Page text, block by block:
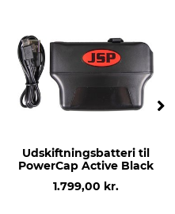
Udskiftningsbatteri til
PowerCap Active Black
1.799,00 kr.